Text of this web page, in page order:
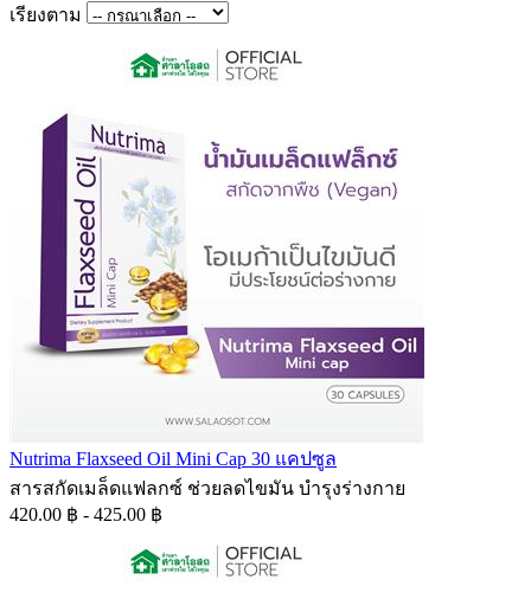
เรียงตาม
Nutrima Flaxseed Oil Mini Cap 30 แคปซูล
สารสกัดเมล็ดแฟลกซ์ ช่วยลดไขมัน บำรุงร่างกาย
420.00 ฿ - 425.00 ฿